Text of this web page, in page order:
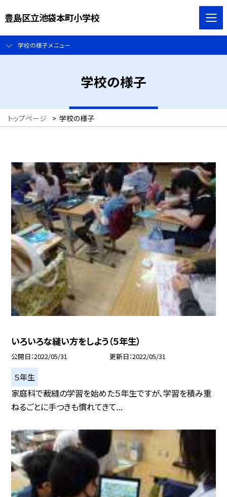
豊島区立池袋本町小学校
学校の様子メニュー
学校の様子
トップページ > 学校の様子
いろいろな縫い方をしよう（５年生）
公開日 2022/05/31 更新日 2022/05/31
５年生
家庭科で裁縫の学習を始めた５年生ですが、学習を積み重
ねるごとに手つきも慣れてきて...